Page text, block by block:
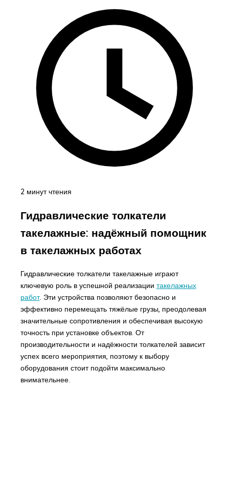
2 минут чтения
Гидравлические толкатели
такелажные: надёжный помощник
в такелажных работах
Гидравлические толкатели такелажные играют
ключевую роль в успешной реализации такелажных
работ. Эти устройства позволяют безопасно и
эффективно перемещать тяжёлые грузы, преодолевая
значительные сопротивления и обеспечивая высокую
точность при установке объектов. От
производительности и надёжности толкателей зависит
успех всего мероприятия, поэтому к выбору
оборудования стоит подойти максимально
внимательнее.